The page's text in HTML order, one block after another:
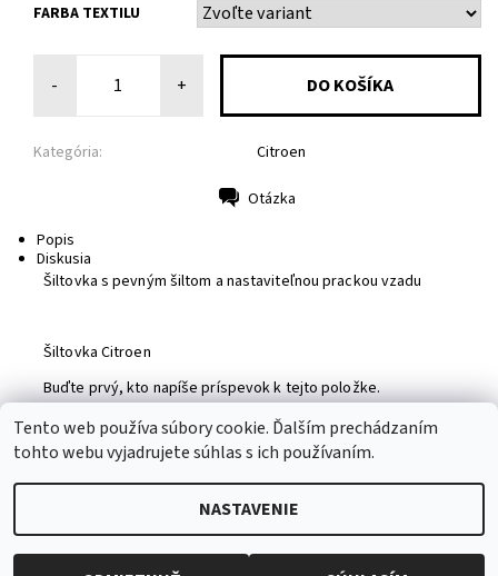
FARBA TEXTILU
- +
Kategória: Citroen
Otázka
Popis
Diskusia
Šiltovka s pevným šiltom a nastaviteľnou prackou vzadu
Šiltovka Citroen
Buďte prvý, kto napíše príspevok k tejto položke.
Pridať komentár
2026 © MotoShirt, všetky práva vyhradené
cookies
Tento web používa súbory cookie. Ďalším prechádzaním
tohto webu vyjadrujete súhlas s ich používaním.
NASTAVENIE